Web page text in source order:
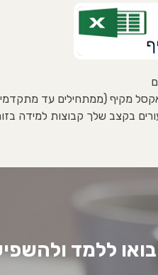
מקיף (ממתחילים עד
בואו ללמד